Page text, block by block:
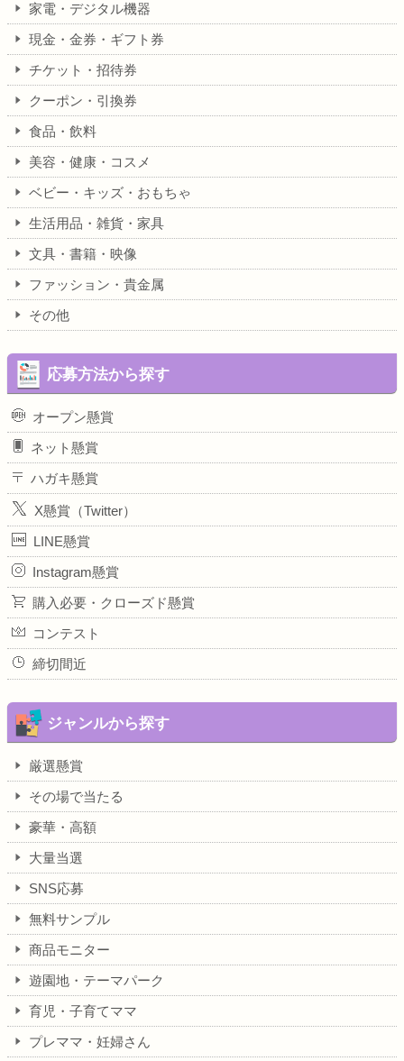
家電・デジタル機器
現金・金券・ギフト券
チケット・招待券
クーポン・引換券
食品・飲料
美容・健康・コスメ
ベビー・キッズ・おもちゃ
生活用品・雑貨・家具
文具・書籍・映像
ファッション・貴金属
その他
応募方法から探す
オープン懸賞
ネット懸賞
ハガキ懸賞
X懸賞（Twitter）
LINE懸賞
Instagram懸賞
購入必要・クローズド懸賞
コンテスト
締切間近
ジャンルから探す
厳選懸賞
その場で当たる
豪華・高額
大量当選
SNS応募
無料サンプル
商品モニター
遊園地・テーマパーク
育児・子育てママ
プレママ・妊婦さん